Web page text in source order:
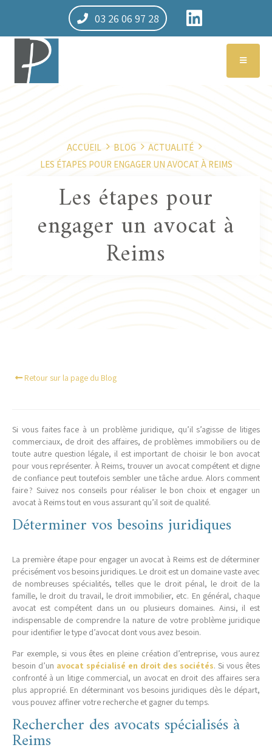
03 26 06 97 28
ACCUEIL BLOG
ACTUALITÉ
LES ÉTAPES POUR ENGAGER UN AVOCAT À REIMS
Les étapes pour
engager un avocat à
Reims
Retour sur la page du Blog
Si vous faites face à un problème juridique, qu’il s’agisse de litiges
commerciaux, de droit des affaires, de problèmes immobiliers ou de
toute autre question légale, il est important de choisir le bon avocat
pour vous représenter. À Reims, trouver un avocat compétent et digne
de confiance peut toutefois sembler une tâche ardue. Alors comment
faire ? Suivez nos conseils pour réaliser le bon choix et engager un
avocat à Reims tout en vous assurant qu’il soit de qualité.
Déterminer vos besoins juridiques
La première étape pour engager un avocat à Reims est de déterminer
précisément vos besoins juridiques. Le droit est un domaine vaste avec
de nombreuses spécialités, telles que le droit pénal, le droit de la
famille, le droit du travail, le droit immobilier, etc. En général, chaque
avocat est compétent dans un ou plusieurs domaines. Ainsi, il est
indispensable de comprendre la nature de votre problème juridique
pour identifier le type d’avocat dont vous avez besoin.
Par exemple, si vous êtes en pleine création d’entreprise, vous aurez
besoin d’un avocat spécialisé en droit des sociétés. Si vous êtes
confronté à un litige commercial, un avocat en droit des affaires sera
plus approprié. En déterminant vos besoins juridiques dès le départ,
vous pouvez affiner votre recherche et gagner du temps.
Rechercher des avocats spécialisés à
Reims